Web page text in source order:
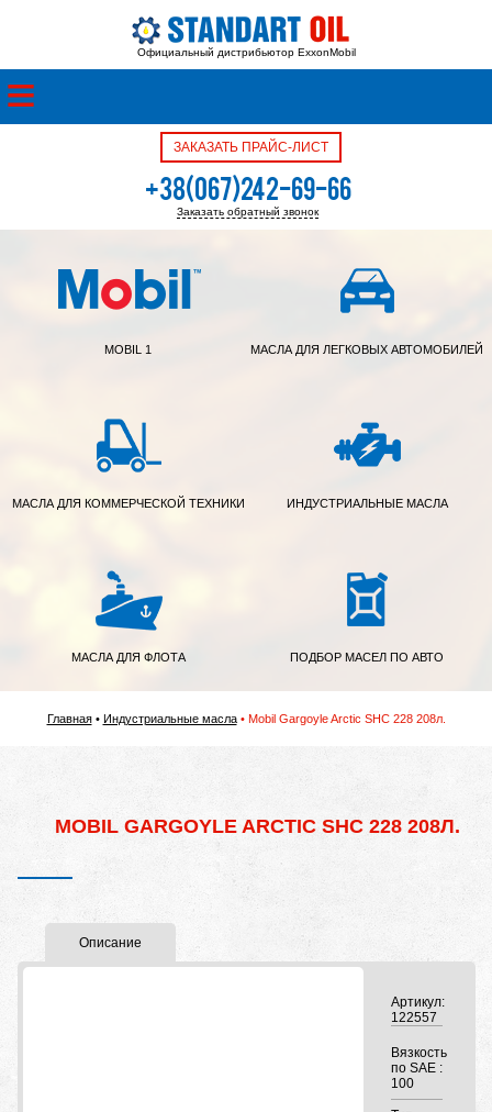
Официальный дистрибьютор ExxonMobil
ЗАКАЗАТЬ ПРАЙС-ЛИСТ
+38(067)242-69-66
+38(050)342-39-05
Заказать обратный звонок
MOBIL 1 МАСЛА ДЛЯ ЛЕГКОВЫХ АВТОМОБИЛЕЙ
МАСЛА ДЛЯ КОММЕРЧЕСКОЙ ТЕХНИКИ ИНДУСТРИАЛЬНЫЕ МАСЛА
МАСЛА ДЛЯ ФЛОТА ПОДБОР МАСЕЛ ПО АВТО
Главная Индустриальные масла Mobil Gargoyle Arctic SHC 228 208л.
MOBIL GARGOYLE ARCTIC SHC 228 208Л.
Описание
Артикул:
122557
Вязкость
по SAE :
100